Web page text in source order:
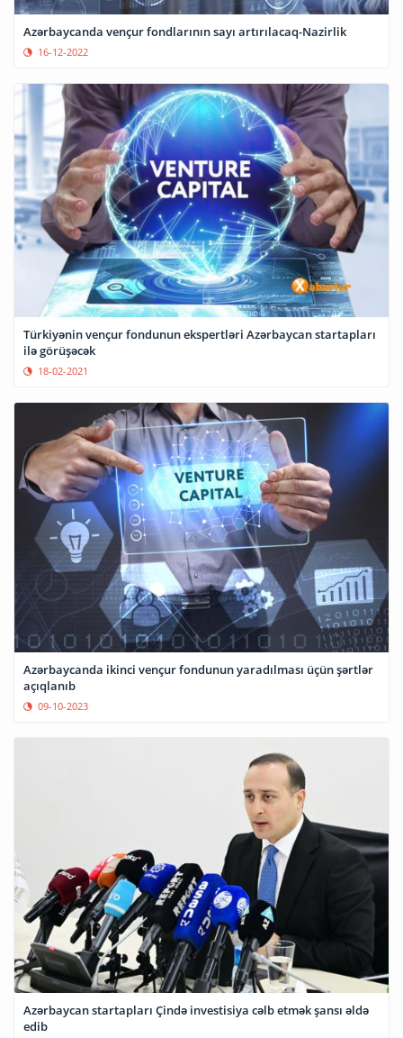
Azərbaycanda vençur fondlarının sayı artırılacaq-Nazirlik
16-12-2022
Türkiyənin vençur fondunun ekspertləri Azərbaycan startapları
ilə görüşəcək
18-02-2021
Azərbaycanda ikinci vençur fondunun yaradılması üçün şərtlər
açıqlanıb
09-10-2023
Azərbaycan startapları Çində investisiya cəlb etmək şansı əldə
edib